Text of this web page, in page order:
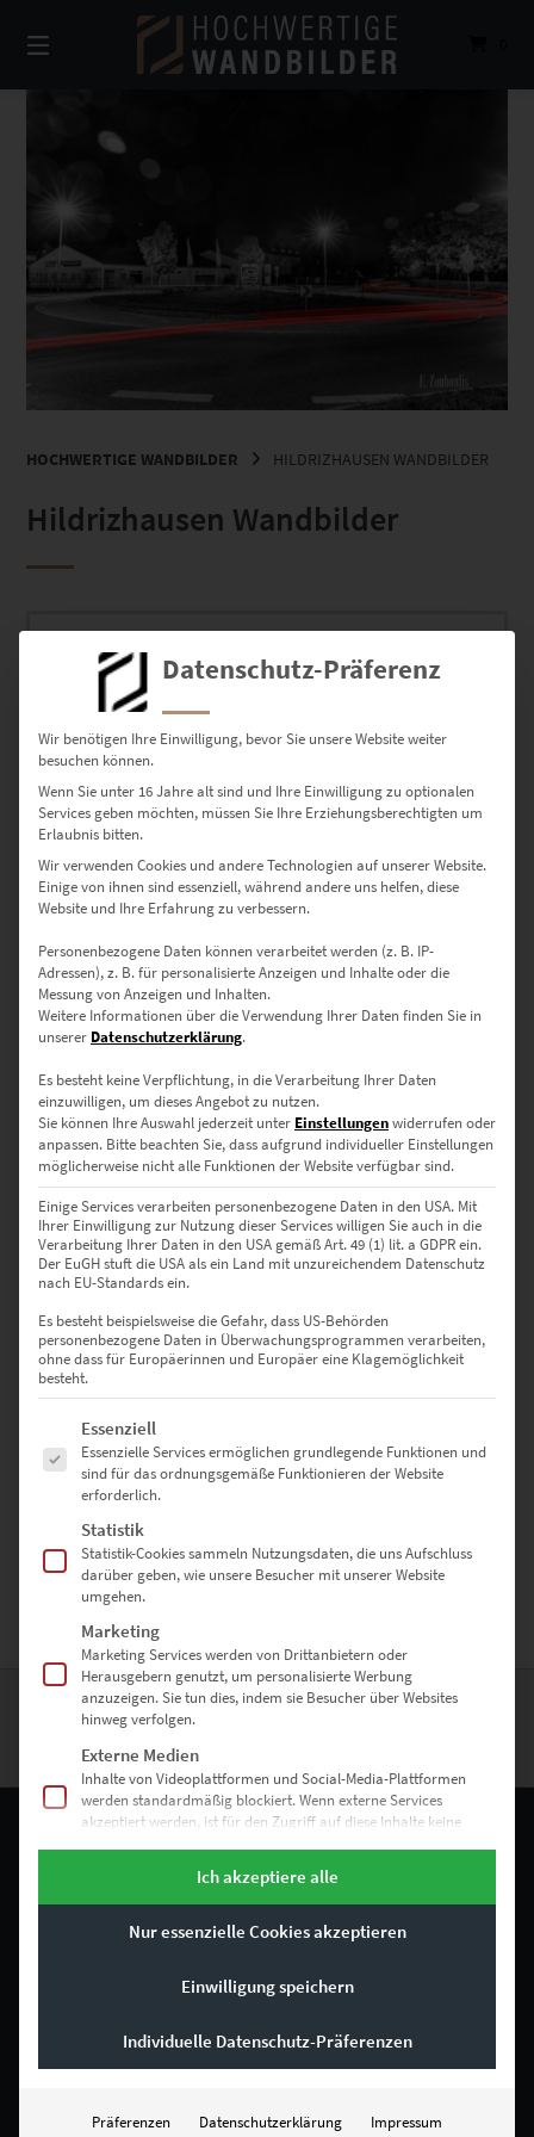
zum
Inhalt
HOCHWERTIGE WANDBILDER HILDRIZHAUSEN WANDBILDER
Hildrizhausen Wandbilder
Alle 2 Ergebnisse werden angezeigt
Beliebtheit
Dieses Produkt weist mehrere Varianten auf. Die Optionen können auf der Produktseite gewählt werden
EZ01025 Hildrizhausen 360 Rathaus
€ 49,00– 689,00
Enthält 19% Mwst.
Lieferzeit: ca. 10 Werktage
Dieses Produkt weist mehrere Varianten auf. Die Optionen können auf der Produktseite gewählt werden
EZ01023 Hildrizhausen 360
€49,00 –€689,00
Enthält 19% Mwst.
Hier findest Du Wandbilder von Hildrizhausen bei Böblingen
Allgemeine Geschäftsbedingungen
Datenschutz
Datenschutz-Präferenz
Wir benötigen Ihre Einwilligung, bevor Sie unsere Website weiter
besuchen können.
Wenn Sie unter 16 Jahre alt sind und Ihre Einwilligung zu optionalen
Services geben möchten, müssen Sie Ihre Erziehungsberechtigten um
Erlaubnis bitten.
Wir verwenden Cookies und andere Technologien auf unserer Website.
Einige von ihnen sind essenziell, während andere uns helfen, diese
Website und Ihre Erfahrung zu verbessern.
Personenbezogene Daten können verarbeitet werden (z. B. IP-
Adressen), z. B. für personalisierte Anzeigen und Inhalte oder die
Messung von Anzeigen und Inhalten.
Weitere Informationen über die Verwendung Ihrer Daten finden Sie in
unserer Datenschutzerklärung.
Es besteht keine Verpflichtung, in die Verarbeitung Ihrer Daten
einzuwilligen, um dieses Angebot zu nutzen.
Sie können Ihre Auswahl jederzeit unter Einstellungenwiderrufen oder
anpassen. Bitte beachten Sie, dass aufgrund individueller Einstellungen
möglicherweise nicht alle Funktionen der Website verfügbar sind.
Einige Services verarbeiten personenbezogene Daten in den USA. Mit
Ihrer Einwilligung zur Nutzung dieser Services willigen Sie auch in die
Verarbeitung Ihrer Daten in den USA gemäß Art. 49 (1) lit. a GDPR ein.
Der EuGH stuft die USA als ein Land mit unzureichendem Datenschutz
nach EU-Standards ein.
Es besteht beispielsweise die Gefahr, dass US-Behörden
personenbezogene Daten in Überwachungsprogrammen verarbeiten,
ohne dass für Europäerinnen und Europäer eine Klagemöglichkeit
besteht.
Es folgt eine Liste der Service-Gruppen, für die eine Einwilligung
Essenziell
Essenzielle Services ermöglichen grundlegende Funktionen und
sind für das ordnungsgemäße Funktionieren der Website
erforderlich.
Statistik
Statistik-Cookies sammeln Nutzungsdaten, die uns Aufschluss
darüber geben, wie unsere Besucher mit unserer Website
umgehen.
Marketing
Marketing Services werden von Drittanbietern oder
Herausgebern genutzt, um personalisierte Werbung
anzuzeigen. Sie tun dies, indem sie Besucher über Websites
hinweg verfolgen.
Externe Medien
Inhalte von Videoplattformen und Social-Media-Plattformen
werden standardmäßig blockiert. Wenn externe Services
akzeptiert werden, ist für den Zugriff auf diese Inhalte keine
Ich akzeptiere alle
Nur essenzielle Cookies akzeptieren
Einwilligung speichern
Individuelle Datenschutz-Präferenzen
Präferenzen Datenschutzerklärung Impressum